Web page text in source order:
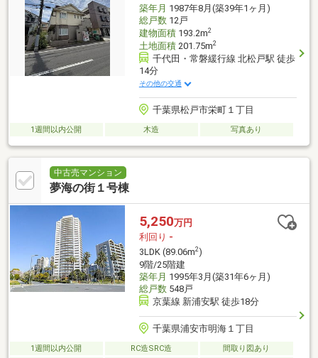
築年月 1987年8月(築39年1ヶ月)
総戸数12戸
建物面積193.2m2
土地面積201.75m2
千代田・常磐緩行線 北松戸駅 徒歩
14分
その他の交通
千葉県松戸市栄町１丁目
1週間以内公開 木造 写真あり
中古売マンション
夢海の街１号棟
5,250万円
利回り -
3LDK (89.06m2)
9階/25階建
築年月 1995年3月(築31年6ヶ月)
総戸数548戸
京葉線 新浦安駅 徒歩18分
千葉県浦安市明海１丁目
1週間以内公開 RC造SRC造 間取り図あり